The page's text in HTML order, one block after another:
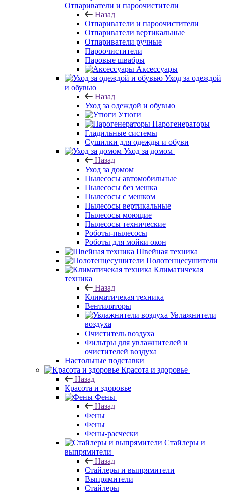
Отпариватели и пароочистители
Назад
Отпариватели и пароочистители
Отпариватели вертикальные
Отпариватели ручные
Пароочистители
Паровые швабры
Аксессуары
Уход за одеждой
и обувью
Назад
Уход за одеждой и обувью
Утюги
Парогенераторы
Гладильные системы
Сушилки для одежды и обуви
Уход за домом
Назад
Уход за домом
Пылесосы автомобильные
Пылесосы без мешка
Пылесосы с мешком
Пылесосы вертикальные
Пылесосы моющие
Пылесосы технические
Роботы-пылесосы
Роботы для мойки окон
Швейная техника
Полотенцесушители
Климатичекая
техника
Назад
Климатичекая техника
Вентиляторы
Увлажнители
воздуха
Очиститель воздуха
Фильтры для увлажнителей и
очистителей воздуха
Настольные подставки
Красота и здоровье
Назад
Красота и здоровье
Фены
Назад
Фены
Фены
Фены-расчески
Стайлеры и
выпрямители
Назад
Стайлеры и выпрямители
Выпрямители
Стайлеры